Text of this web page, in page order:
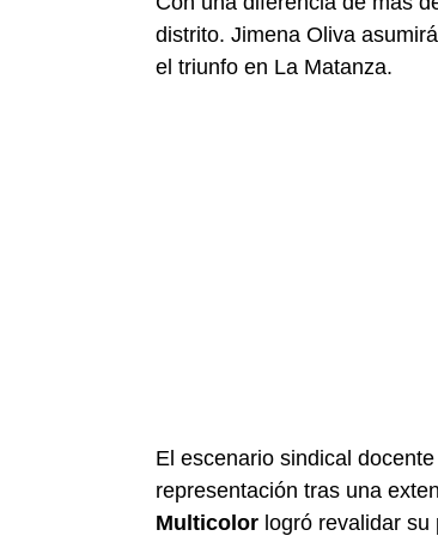
distrito. Jimena Oliva
el triunfo en La Matanza.
El escenario sindical
representación tras una
Multicolor logró revalidar